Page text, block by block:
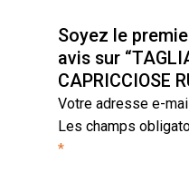
Soyez le
avis sur
CAPRICCIOSE
Votre adresse e-
Les champs
*